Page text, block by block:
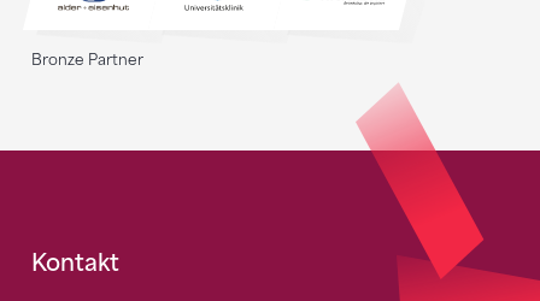
Bronze Partner
Fusszeile
Kontakt